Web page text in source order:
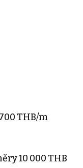
THB/m
10 000 THB